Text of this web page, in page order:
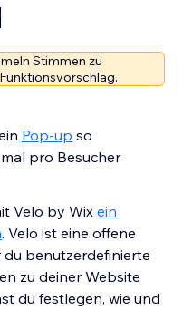
Stimmen zu
Pop-up so
pro Besucher
Velo by Wix ein
. Velo ist eine offene
benutzerdefinierte
zu deiner Website
du festlegen, wie und